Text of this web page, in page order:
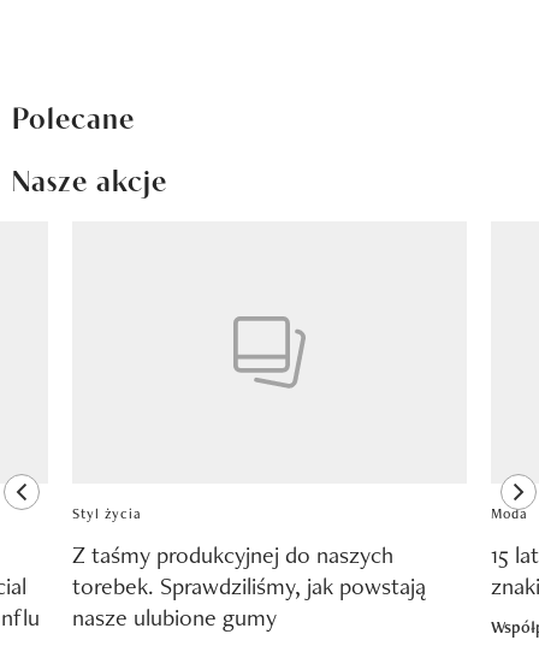
Polecane
Nasze akcje
previous element
Styl życia
Z taśmy produkcyjnej do naszych
torebek. Sprawdziliśmy, jak powstają
nasze ulubione gumy
Moda
15